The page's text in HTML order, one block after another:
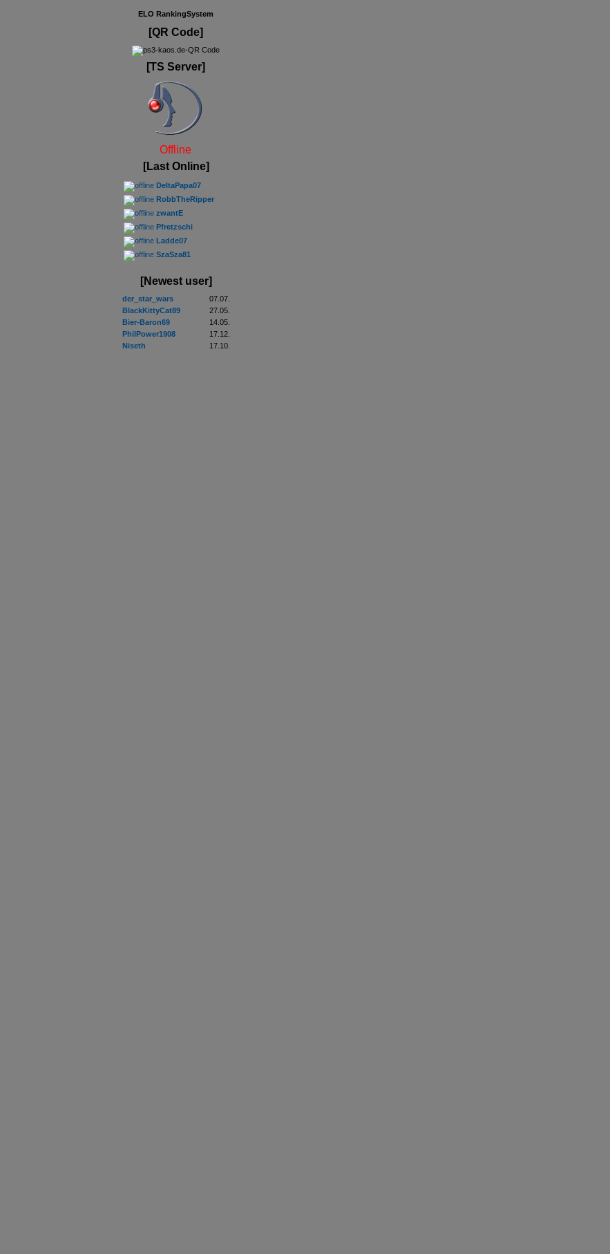
ELO RankingSystem
[QR Code]
[TS Server]
Offline
[Last Online]
DeltaPapa07
RobbTheRipper
zwantE
Pfretzschi
Ladde07
SzaSza81
[Newest user]
der_star_wars
07.07.
BlackKittyCat89
27.05.
Bier-Baron69
14.05.
PhilPower1908
17.12.
Niseth
17.10.